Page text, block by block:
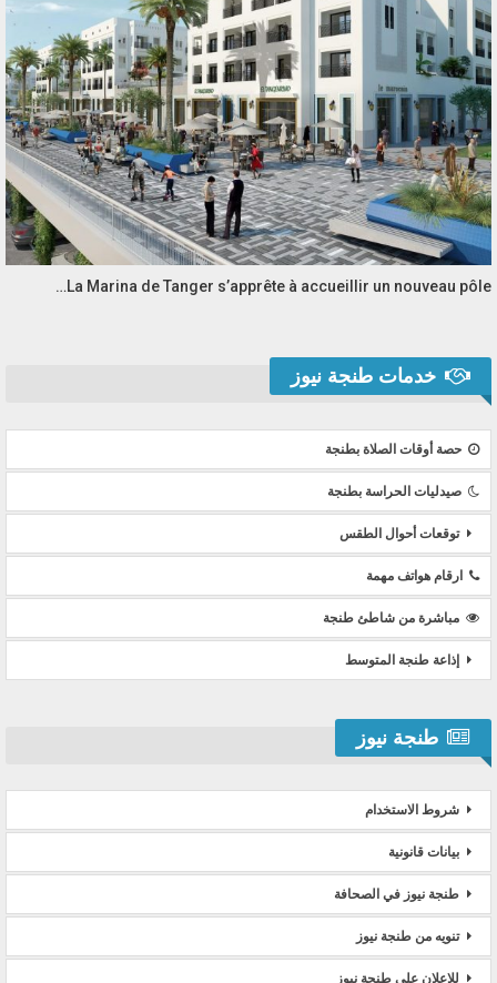
La Marina de Tanger s’apprête à accueillir un nouveau pôle…
خدمات طنجة نيوز
حصة أوقات الصلاة بطنجة
صيدليات الحراسة بطنجة
توقعات أحوال الطقس
ارقام هواتف مهمة
مباشرة من شاطئ طنجة
إذاعة طنجة المتوسط
طنجة نيوز
شروط الاستخدام
بيانات قانونية
طنجة نيوز في الصحافة
تنويه من طنجة نيوز
للإعلان على طنجة نيوز